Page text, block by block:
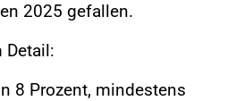
2025 gefallen.
Detail:
8 Prozent, mindestens